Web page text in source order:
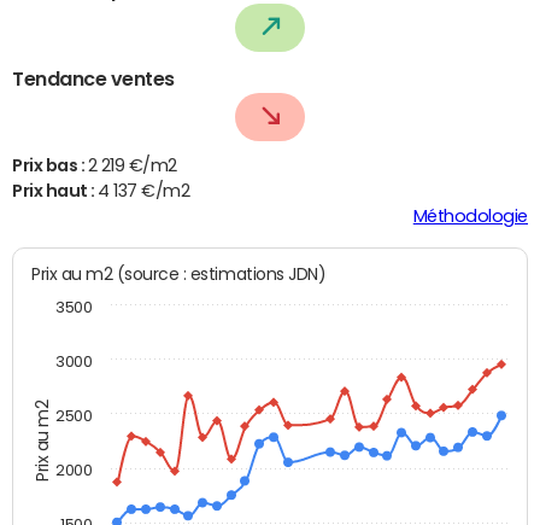
Tendance ventes
Prix bas : 2 219 €/m2
Prix haut : 4 137 €/m2
Méthodologie
Prix au m2
Prix au m2 (source : estimations JDN)
2000
2500
3000
3500